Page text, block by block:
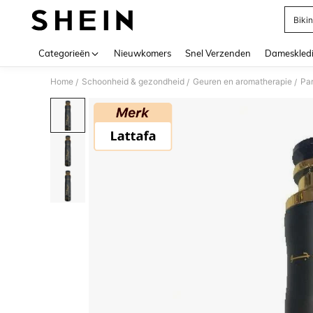
Categorieën Nieuwkomers Snel Verzenden
Home / Schoonheid & gezondheid / Geuren en aromatherapie /